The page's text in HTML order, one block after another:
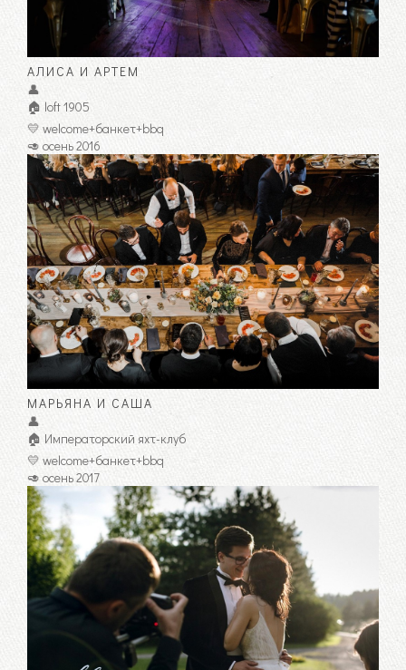
АЛИСА И АРТЕМ
👤
🏠 loft 1905
💛 welcome+банкет+bbq
🥑 осень 2016
МАРЬЯНА И САША
👤
🏠 Императорский яхт-клуб
💛 welcome+банкет+bbq
🥑 осень 2017